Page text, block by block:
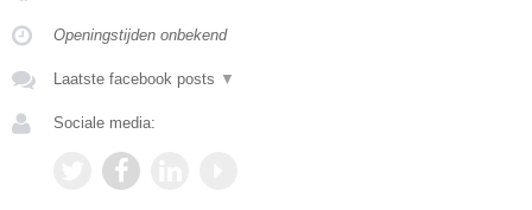
Openingstijden onbekend
Laatste facebook posts ▼
Sociale media: